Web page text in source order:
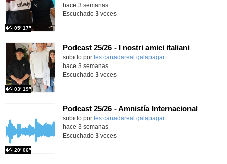
05′ 17″
hace 3 semanas
Escuchado 3veces
Podcast 25/26 - I nostri amici italiani
subido por Ies canadareal galapagar
03′ 19″
-
hace 3 semanas
Escuchado 3veces
Podcast 25/26 - Amnistía Internacional
subido por Ies canadareal galapagar
20′ 06″
-
hace 3 semanas
Escuchado 3veces